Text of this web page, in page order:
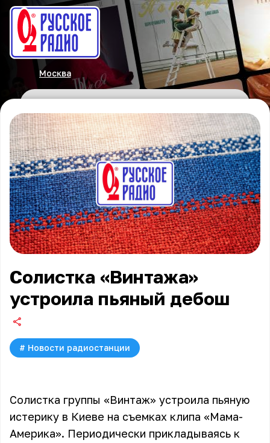
Москва
Солистка «Винтажа»
устроила пьяный дебош
# Новости радиостанции
Солистка группы «Винтаж» устроила пьяную
истерику в Киеве на съемках клипа «Мама-
Америка». Периодически прикладываясь к